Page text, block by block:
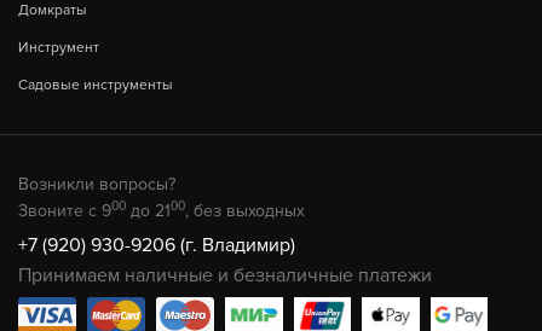
Домкраты
Инструмент
Садовые инструменты
Возникли вопросы?
Звоните с 900 до 2100, без выходных
+7 (920) 930-9206 (г. Владимир)
Принимаем наличные и безналичные платежи